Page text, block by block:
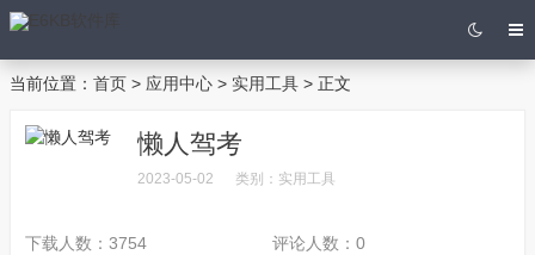
当前位置： 首页 > 应用中心 > 实用工具 > 正文
懒人驾考
2023-05-02 类别： 实用工具
下载人数： 3754 评论人数： 0